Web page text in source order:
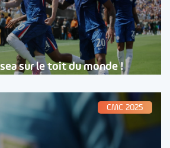
sur le toit du monde !
CMC 2025